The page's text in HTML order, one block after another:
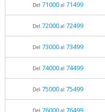
Del 71000al 71499
Del 72000al 72499
Del 73000al 73499
Del 74000al 74499
Del 75000al 75499
Del 76000al 76499